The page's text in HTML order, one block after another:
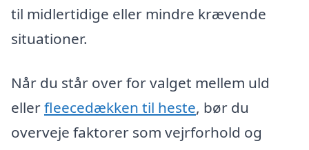
til midlertidige eller mindre krævende
situationer.
Når du står over for valget mellem uld
ellerfleecedækken til heste, bør du
overveje faktorer som vejrforhold og